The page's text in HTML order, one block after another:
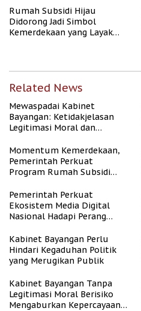
Rumah Subsidi Hijau
Didorong Jadi Simbol
Kemerdekaan yang Layak
Related News
Mewaspadai Kabinet
Bayangan: Ketidakjelasan
Legitimasi Moral dan
Momentum Kemerdekaan,
Pemerintah Perkuat
Program Rumah Subsidi
Berpenghasilan Rendah
Pemerintah Perkuat
Ekosistem Media Digital
Nasional Hadapi Perang
Kabinet Bayangan Perlu
Hindari Kegaduhan Politik
yang Merugikan Publik
Kabinet Bayangan Tanpa
Legitimasi Moral Berisiko
Mengaburkan Kepercayaan